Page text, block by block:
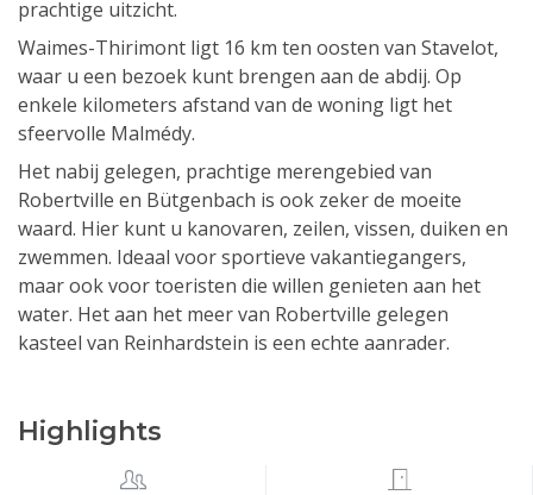
prachtige uitzicht.
Waimes-Thirimont ligt 16 km ten oosten van Stavelot,
waar u een bezoek kunt brengen aan de abdij. Op
enkele kilometers afstand van de woning ligt het
sfeervolle Malmédy.
Het nabij gelegen, prachtige merengebied van
Robertville en Bütgenbach is ook zeker de moeite
waard. Hier kunt u kanovaren, zeilen, vissen, duiken en
zwemmen. Ideaal voor sportieve vakantiegangers,
maar ook voor toeristen die willen genieten aan het
water. Het aan het meer van Robertville gelegen
kasteel van Reinhardstein is een echte aanrader.
Highlights